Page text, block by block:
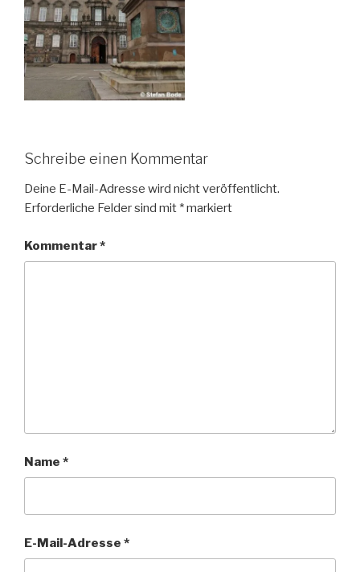
Schreibe einen Kommentar
Deine E-Mail-Adresse wird nicht veröffentlicht.
Erforderliche Felder sind mit *markiert
Kommentar*
Name *
E-Mail-Adresse *